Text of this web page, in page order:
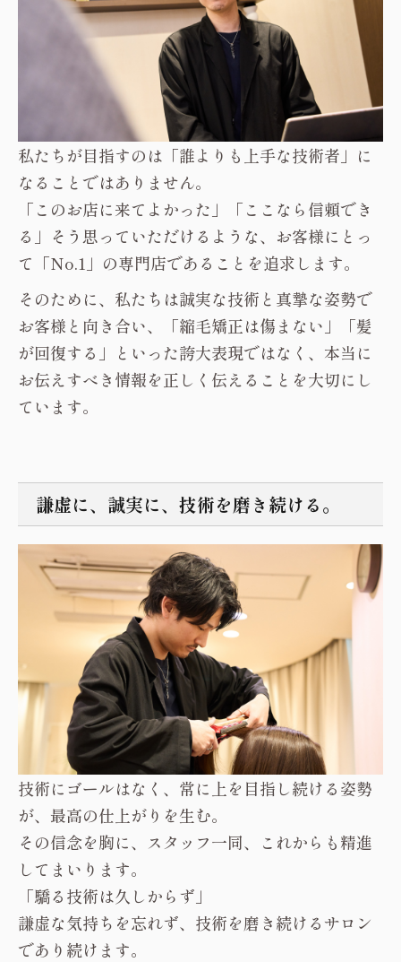
私たちが目指すのは「誰よりも上手な技術者」に
なることではありません。
「このお店に来てよかった」「ここなら信頼でき
る」そう思っていただけるような、お客様にとっ
て「No.1」の専門店であることを追求します。
そのために、私たちは誠実な技術と真摯な姿勢で
お客様と向き合い、「縮毛矯正は傷まない」「髪
が回復する」といった誇大表現ではなく、本当に
お伝えすべき情報を正しく伝えることを大切にし
ています。
謙虚に、誠実に、技術を磨き続ける。
技術にゴールはなく、常に上を目指し続ける姿勢
が、最高の仕上がりを生む。
その信念を胸に、スタッフ一同、これからも精進
してまいります。
「驕る技術は久しからず」
謙虚な気持ちを忘れず、技術を磨き続けるサロン
であり続けます。